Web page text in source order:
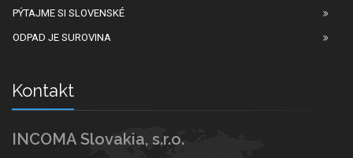
PÝTAJME SI SLOVENSKÉ
ODPAD JE SUROVINA
Kontakt
INCOMA Slovakia, s.r.o.